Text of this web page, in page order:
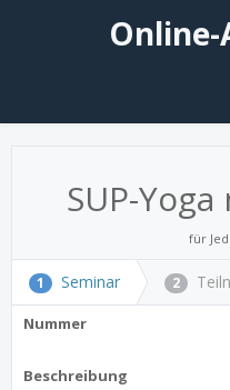
SUP-
für
1 Seminar 2
Nummer
Beschreibung